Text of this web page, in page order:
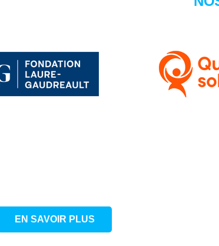
EN SAVOIR PLUS